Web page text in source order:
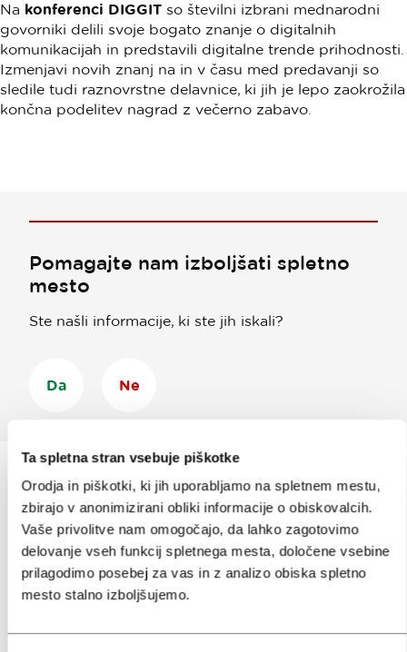
Ta spletna stran vsebuje piškotke
Orodja in piškotki, ki jih uporabljamo na spletnem mestu,
zbirajo v anonimizirani obliki informacije o obiskovalcih.
Vaše privolitve nam omogočajo, da lahko zagotovimo
delovanje vseh funkcij spletnega mesta, določene vsebine
prilagodimo posebej za vas in z analizo obiska spletno
mesto stalno izboljšujemo.
Na konferenci DIGGIT so številni izbrani mednarodni
govorniki delili svoje bogato znanje o digitalnih
komunikacijah in predstavili digitalne trende prihodnosti.
Izmenjavi novih znanj na in v času med predavanji so
sledile tudi raznovrstne delavnice, ki jih je lepo zaokrožila
končna podelitev nagrad z večerno zabavo.
Pomagajte nam izboljšati spletno
mesto
Ste našli informacije, ki ste jih iskali?
Da Ne
Prijavi se nae-novice
Ali nam sledi na: